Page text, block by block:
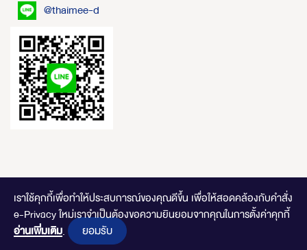
เราใช้คุกกี้เพื่อทำให้ประสบการณ์ของคุณดีขึ้น เพื่อให้สอดคล้องกับคำสั่ง
e-Privacy ใหม่เราจำเป็นต้องขอความยินยอมจากคุณในการตั้งค่าคุกกี้
อ่านเพิ่มเติม. ยอมรับ
@thaimee-d
ไทยมีดี.com © 2020 Online Store. All Rights Reserved. DESIGNED BYCLICK